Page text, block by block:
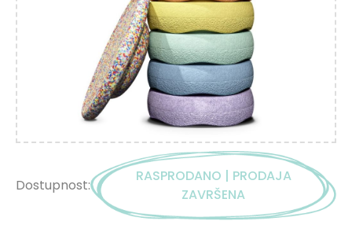
Dostupnost:
RASPRODANO | PRODAJA
ZAVRŠENA